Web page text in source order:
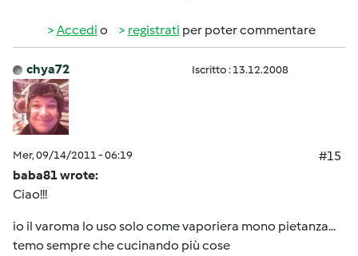
Accedi o registrati per poter commentare
chya72 Iscritto : 13.12.2008
Mer, 09/14/2011 - 06:19
#15
baba81 wrote:
Ciao!!!
io il varoma lo uso solo come vaporiera mono pietanza...
temo sempre che cucinando più cose